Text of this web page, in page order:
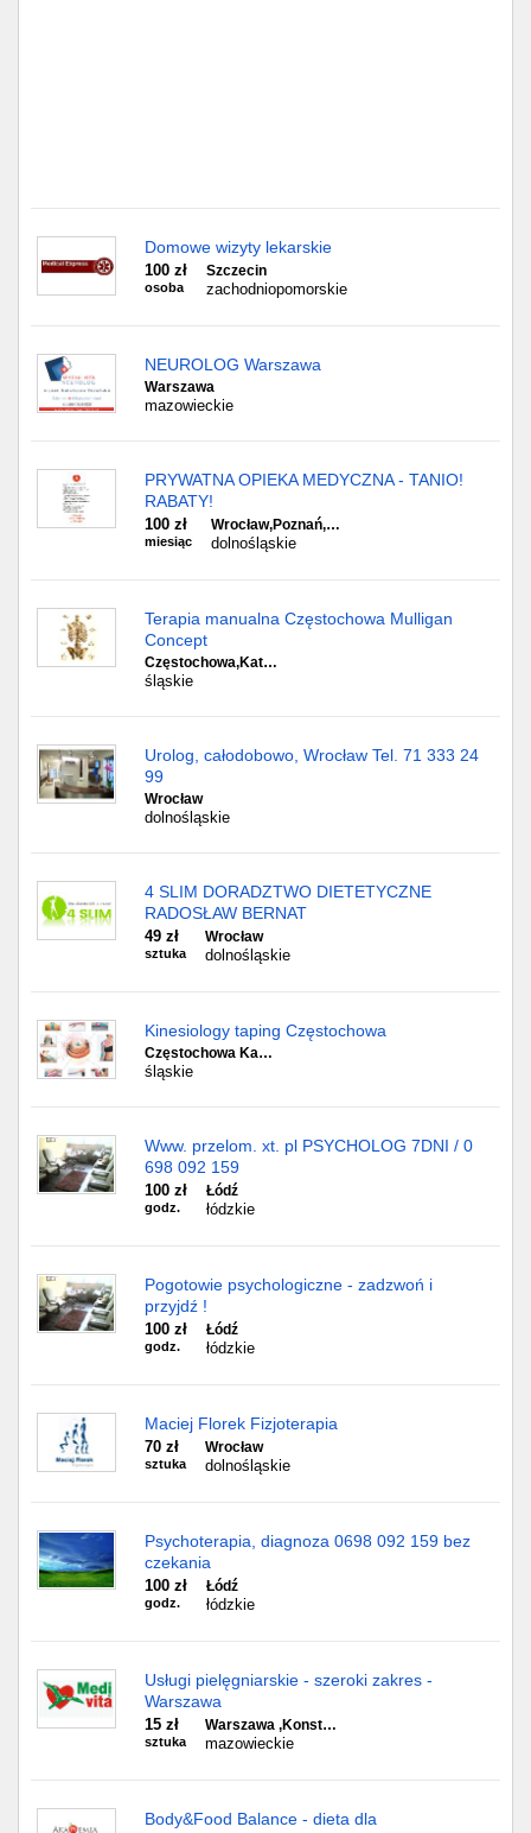
Domowe wizyty lekarskie
100 zł
osoba
Szczecin
zachodniopomorskie
NEUROLOG Warszawa
Warszawa
mazowieckie
PRYWATNA OPIEKA MEDYCZNA - TANIO!
RABATY!
100 zł
miesiąc
Wrocław,Poznań,…
dolnośląskie
Terapia manualna Częstochowa Mulligan
Concept
Częstochowa,Kat…
śląskie
Urolog, całodobowo, Wrocław Tel. 71 333 24
99
Wrocław
dolnośląskie
4 SLIM DORADZTWO DIETETYCZNE
RADOSŁAW BERNAT
49 zł
sztuka
Wrocław
dolnośląskie
Kinesiology taping Częstochowa
Częstochowa Ka…
śląskie
Www. przelom. xt. pl PSYCHOLOG 7DNI / 0
698 092 159
100 zł
godz.
Łódź
łódzkie
Pogotowie psychologiczne - zadzwoń i
przyjdź !
100 zł
godz.
Łódź
łódzkie
Maciej Florek Fizjoterapia
70 zł
sztuka
Wrocław
dolnośląskie
Psychoterapia, diagnoza 0698 092 159 bez
czekania
100 zł
godz.
Łódź
łódzkie
Usługi pielęgniarskie - szeroki zakres -
Warszawa
15 zł
sztuka
Warszawa ,Konst…
mazowieckie
Body&Food Balance - dieta dla